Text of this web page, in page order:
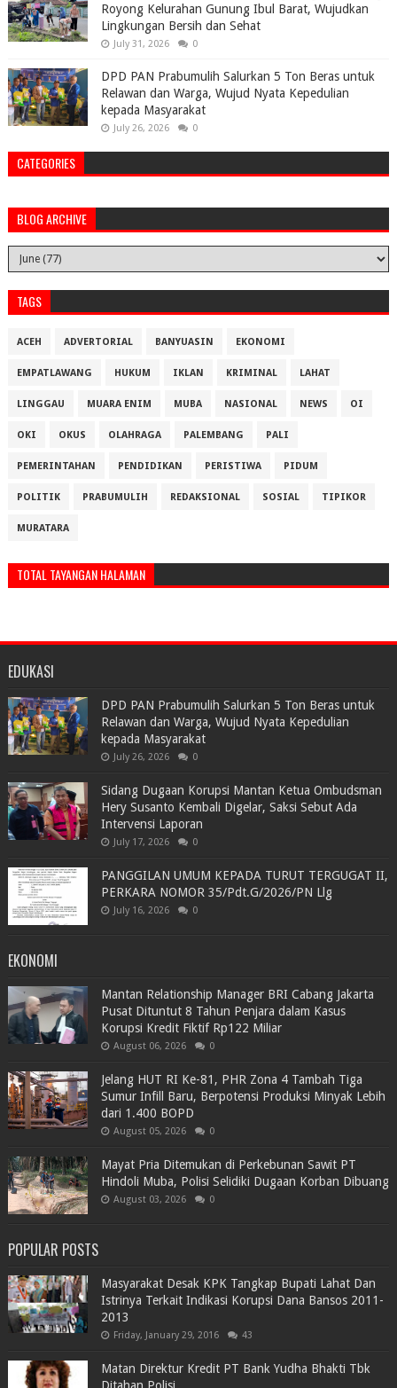
Royong Kelurahan Gunung Ibul Barat, Wujudkan
Lingkungan Bersih dan Sehat
July 31, 2026 0
DPD PAN Prabumulih Salurkan 5 Ton Beras untuk
Relawan dan Warga, Wujud Nyata Kepedulian
kepada Masyarakat
July 26, 2026 0
CATEGORIES
BLOG ARCHIVE
TAGS
ACEH ADVERTORIAL BANYUASIN EKONOMI
EMPATLAWANG HUKUM IKLAN KRIMINAL LAHAT
LINGGAU MUARA ENIM MUBA NASIONAL NEWS OI
OKI OKUS OLAHRAGA PALEMBANG PALI
PEMERINTAHAN PENDIDIKAN PERISTIWA PIDUM
POLITIK PRABUMULIH REDAKSIONAL SOSIAL TIPIKOR
MURATARA
TOTAL TAYANGAN HALAMAN
EDUKASI
DPD PAN Prabumulih Salurkan 5 Ton Beras untuk
Relawan dan Warga, Wujud Nyata Kepedulian
kepada Masyarakat
July 26, 2026 0
Sidang Dugaan Korupsi Mantan Ketua Ombudsman
Hery Susanto Kembali Digelar, Saksi Sebut Ada
Intervensi Laporan
July 17, 2026 0
PANGGILAN UMUM KEPADA TURUT TERGUGAT II,
PERKARA NOMOR 35/Pdt.G/2026/PN Llg
July 16, 2026 0
EKONOMI
Mantan Relationship Manager BRI Cabang Jakarta
Pusat Dituntut 8 Tahun Penjara dalam Kasus
Korupsi Kredit Fiktif Rp122 Miliar
August 06, 2026 0
Jelang HUT RI Ke-81, PHR Zona 4 Tambah Tiga
Sumur Infill Baru, Berpotensi Produksi Minyak Lebih
dari 1.400 BOPD
August 05, 2026 0
Mayat Pria Ditemukan di Perkebunan Sawit PT
Hindoli Muba, Polisi Selidiki Dugaan Korban Dibuang
August 03, 2026 0
POPULAR POSTS
Masyarakat Desak KPK Tangkap Bupati Lahat Dan
Istrinya Terkait Indikasi Korupsi Dana Bansos 2011-
2013
Friday, January 29, 2016 43
Matan Direktur Kredit PT Bank Yudha Bhakti Tbk
Ditahan Polisi.